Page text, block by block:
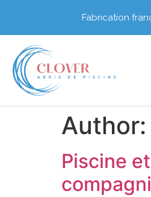
Fabrication
Author:
Piscine